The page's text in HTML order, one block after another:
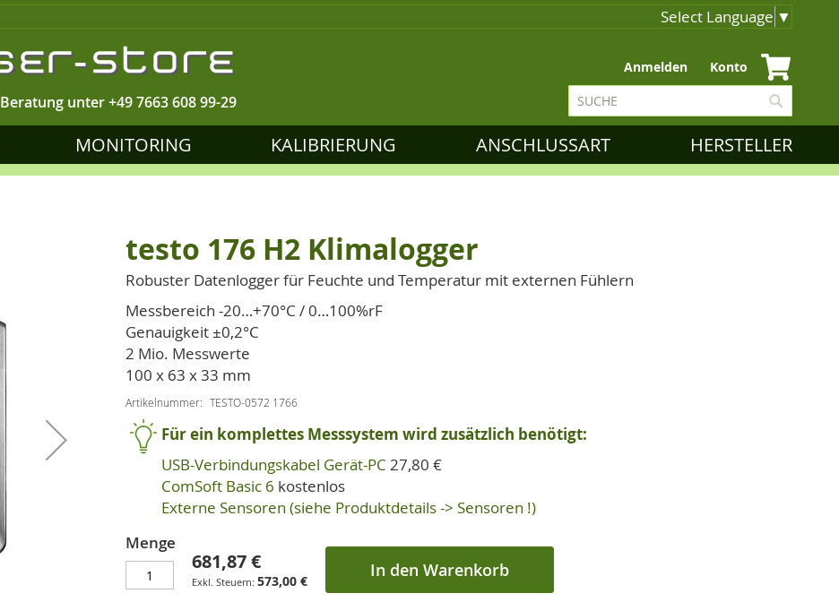
Select Language ▼
Beratung unter+49 7663 608 99-29
Zum
Inhalt
springen
Anmelden Konto
Suche
MONITORING KALIBRIERUNG ANSCHLUSSART HERSTELLER
testo 176 H2 Klimalogger
Robuster Datenlogger für Feuchte und Temperatur mit externen Fühlern
Messbereich -20…+70°C / 0…100%rF
Genauigkeit ±0,2°C
2 Mio. Messwerte
100 x 63 x 33 mm
Artikelnummer TESTO-0572 1766
Für ein komplettes Messsystem wird zusätzlich benötigt:
USB-Verbindungskabel Gerät-PC 27,80 €
ComSoft Basic 6 kostenlos
Externe Sensoren (siehe Produktdetails -> Sensoren !)
Menge
681,87 €
573,00 € In den Warenkorb